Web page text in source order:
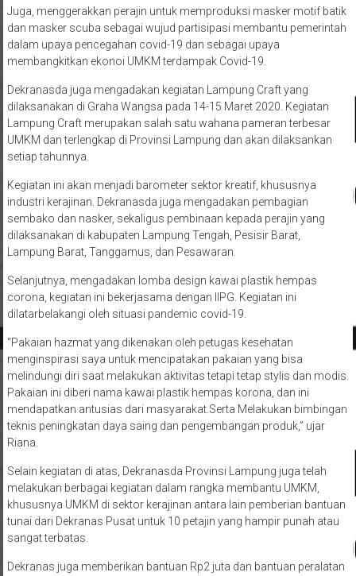
Juga, menggerakkan perajin untuk memproduksi masker motif batik
dan masker scuba sebagai wujud partisipasi membantu pemerintah
dalam upaya pencegahan covid-19 dan sebagai upaya
membangkitkan ekonoi UMKM terdampak Covid-19.
Dekranasda juga mengadakan kegiatan Lampung Craft yang
dilaksanakan di Graha Wangsa pada 14-15 Maret 2020. Kegiatan
Lampung Craft merupakan salah satu wahana pameran terbesar
UMKM dan terlengkap di Provinsi Lampung dan akan dilaksankan
setiap tahunnya.
Kegiatan ini akan menjadi barometer sektor kreatif, khususnya
industri kerajinan. Dekranasda juga mengadakan pembagian
sembako dan nasker, sekaligus pembinaan kepada perajin yang
dilaksanakan di kabupaten Lampung Tengah, Pesisir Barat,
Lampung Barat, Tanggamus, dan Pesawaran.
Selanjutnya, mengadakan lomba design kawai plastik hempas
corona, kegiatan ini bekerjasama dengan IIPG. Kegiatan ini
dilatarbelakangi oleh situasi pandemic covid-19.
“Pakaian hazmat yang dikenakan oleh petugas kesehatan
menginspirasi saya untuk mencipatakan pakaian yang bisa
melindungi diri saat melakukan aktivitas tetapi tetap stylis dan modis.
Pakaian ini diberi nama kawai plastik hempas korona, dan ini
mendapatkan antusias dari masyarakat.Serta Melakukan bimbingan
teknis peningkatan daya saing dan pengembangan produk,” ujar
Riana.
Selain kegiatan di atas, Dekranasda Provinsi Lampung juga telah
melakukan berbagai kegiatan dalam rangka membantu UMKM,
khususnya UMKM di sektor kerajinan antara lain pemberian bantuan
tunai dari Dekranas Pusat untuk 10 petajin yang hampir punah atau
sangat terbatas.
Dekranas juga memberikan bantuan Rp2 juta dan bantuan peralatan